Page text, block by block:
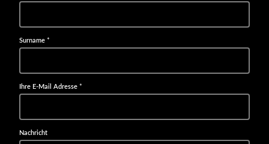
Surname *
Ihre E-Mail Adresse *
Nachricht